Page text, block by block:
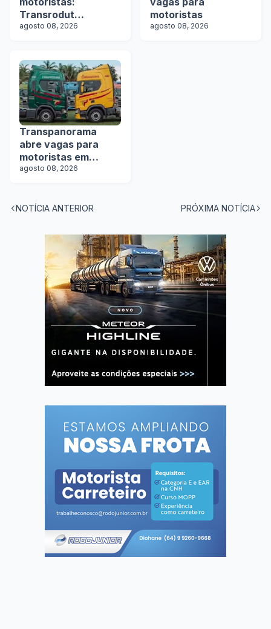
Transrodut
Transportes abre
agosto 08, 2026
motoristas
agosto 08, 2026
Transpanorama
abre vagas para
motoristas em
operação com
agosto 08, 2026
NOTÍCIA ANTERIOR PRÓXIMA NOTÍCIA